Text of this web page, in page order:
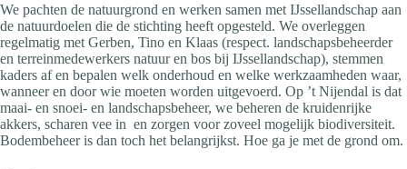
We pachten de natuurgrond en werken samen met IJssellandschap aan
de natuurdoelen die de stichting heeft opgesteld. We overleggen
regelmatig met Gerben, Tino en Klaas (respect. landschapsbeheerder
en terreinmedewerkers natuur en bos bij IJssellandschap), stemmen
kaders af en bepalen welk onderhoud en welke werkzaamheden waar,
wanneer en door wie moeten worden uitgevoerd. Op ’t Nijendal is dat
maai- en snoei- en landschapsbeheer, we beheren de kruidenrijke
akkers, scharen vee in en zorgen voor zoveel mogelijk biodiversiteit.
Bodembeheer is dan toch het belangrijkst. Hoe ga je met de grond om.